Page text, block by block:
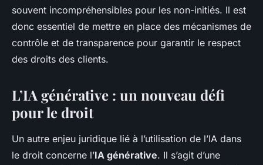
souvent incompréhensibles pour les non-initiés. Il est
donc essentiel de mettre en place des mécanismes de
contrôle et de transparence pour garantir le respect
des droits des clients.
L’IA générative : un nouveau défi
pour le droit
Un autre enjeu juridique lié à l’utilisation de l’IA dans
le droit concerne l’IA générative. Il s’agit d’une